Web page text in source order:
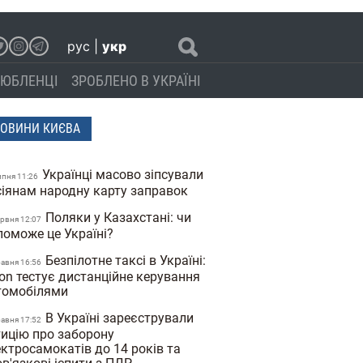
рус укр
ЗРОБЛЕНО В УКРАЇНІ
КИЄВА
11:26 Українці масово зіпсували
народну карту заправок
12:07
Поляки у Казахстані: чи
це Україні?
16:56
Безпілотне таксі в Україні:
тестує дистанційне керування
17:52
В Україні зареєстрували
про заборону
до 14 років та